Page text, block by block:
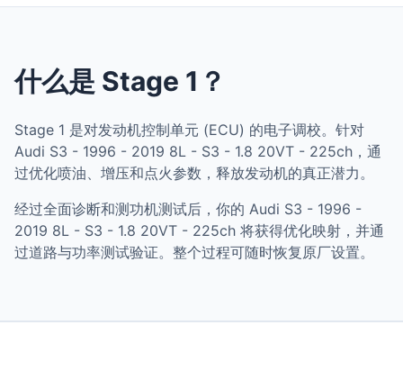
什么是 Stage 1？
Stage 1 是对发动机控制单元 (ECU) 的电子调校。针对
Audi S3 - 1996 - 2019 8L - S3 - 1.8 20VT - 225ch，通
过优化喷油、增压和点火参数，释放发动机的真正潜力。
经过全面诊断和测功机测试后，你的 Audi S3 - 1996 -
2019 8L - S3 - 1.8 20VT - 225ch 将获得优化映射，并通
过道路与功率测试验证。整个过程可随时恢复原厂设置。